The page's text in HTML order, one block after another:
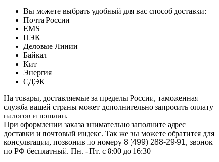
Вы можете выбрать удобный для вас способ доставки:
Почта России
EMS
ПЭК
Деловые Линии
Байкал
Кит
Энергия
СДЭК
На товары, доставляемые за пределы России, таможенная
служба вашей страны может дополнительно запросить оплату
налогов и пошлин.
При оформлении заказа внимательно заполните адрес
доставки и почтовый индекс. Так же вы можете обратится для
консультации, позвонив по номеру 8 (499) 288-29-91, звонок
по РФ бесплатный. Пн. - Пт. с 8:00 до 16:30